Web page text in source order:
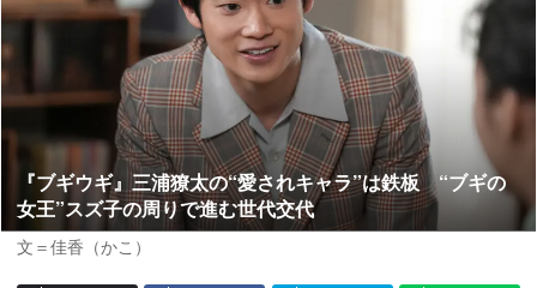
『ブギウギ』三浦獠太の“愛されキャラ”は鉄板 “ブギの
女王”スズ子の周りで進む世代交代
文＝佳香（かこ）